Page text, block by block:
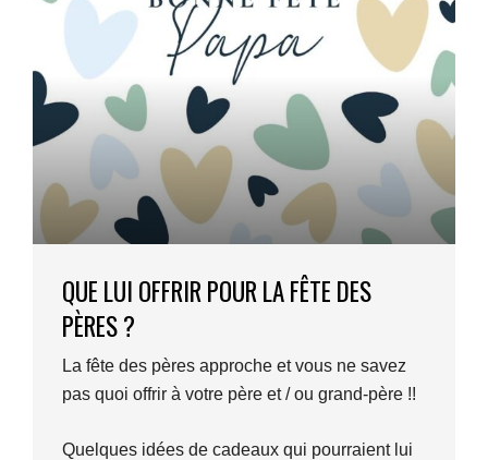
QUE LUI OFFRIR POUR LA FÊTE DES
PÈRES ?
La fête des pères approche et vous ne savez
pas quoi offrir à votre père et / ou grand-père !!
Quelques idées de cadeaux qui pourraient lui